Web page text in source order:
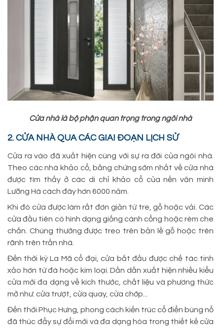
Cửa nhà là bộ phận quan trọng trong ngôi nhà
2. CỬA NHÀ QUA CÁC GIAI ĐOẠN LỊCH SỬ
Cửa ra vào đã xuất hiện cùng với sự ra đời của ngôi nhà.
Theo các nhà khảo cổ, bằng chứng sớm nhất về cửa nhà
được tìm thấy ở các di chỉ khảo cổ của nền văn minh
Lưỡng Hà cách đây hơn 6000 năm.
Khi đó cửa được làm rất đơn giản từ tre, gỗ hoặc vải. Các
cửa đầu tiên có hình dạng giống cánh cổng hoặc rèm che
chắn. Chúng thường được treo trên bản lề gỗ hoặc trên
rãnh trên trần nhà.
Đến thời kỳ La Mã cổ đại, cửa bắt đầu được chế tác tinh
xảo hơn từ đá hoặc kim loại. Dần dần xuất hiện nhiều kiểu
cửa mới đa dạng về kích thước, chất liệu và phương thức
mở như: cửa trượt, cửa quay, cửa chớp...
Đến thời Phục Hưng, phong cách kiến trúc cổ điển bùng nổ
đã thúc đẩy sự đổi mới và đa dạng hóa trong thiết kế cửa